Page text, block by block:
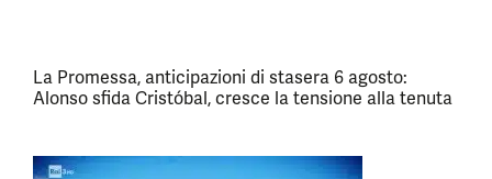
La Promessa, anticipazioni di stasera 6 agosto:
Alonso sfida Cristóbal, cresce la tensione alla tenuta